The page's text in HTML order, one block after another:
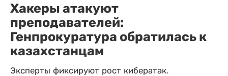
Хакеры атакуют
преподавателей:
Генпрокуратура обратилась к
казахстанцам
Эксперты фиксируют рост кибератак.